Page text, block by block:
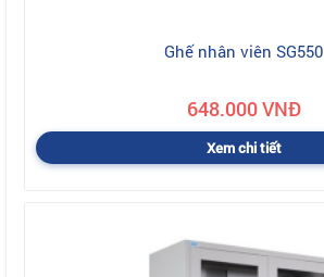
Ghế nhân viên SG550
648.000 VNĐ
Xem chi tiết